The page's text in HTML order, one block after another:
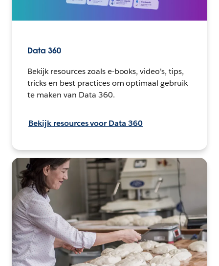
Data 360
Bekijk resources zoals e-books, video's, tips,
tricks en best practices om optimaal gebruik
te maken van Data 360.
Bekijk resources voor Data 360